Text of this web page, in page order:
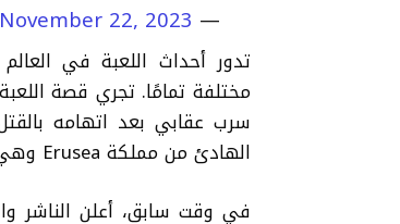
— エースコンバット公式 (@PROJECT_ACES)
November 22, 2023
الهادئ من مملكة Erusea وهي دولة عسكرية غزت أراضي Osean.